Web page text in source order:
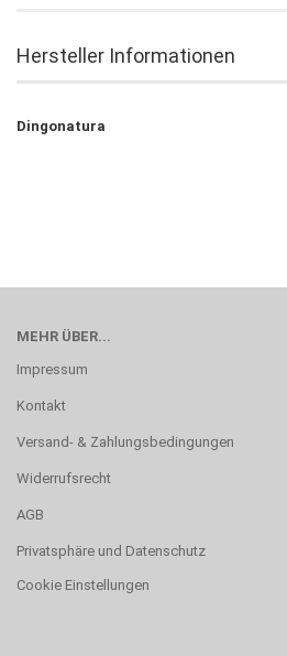
Hersteller Informationen
Dingonatura
MEHR ÜBER...
Impressum
Kontakt
Versand- & Zahlungsbedingungen
Widerrufsrecht
AGB
Privatsphäre und Datenschutz
Cookie Einstellungen